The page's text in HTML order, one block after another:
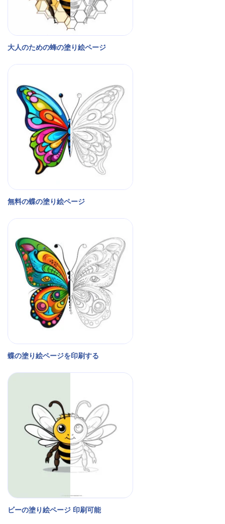
大人のための蜂の塗り絵ページ
無料の蝶の塗り絵ページ
蝶の塗り絵ページを印刷する
ビーの塗り絵ページ 印刷可能